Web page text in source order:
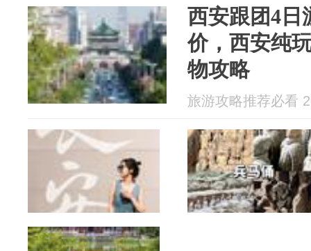
西安跟团4日
价，西安纯
物攻略
旅游攻略推荐必看